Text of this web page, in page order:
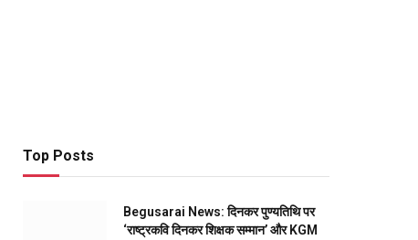
Top Posts
Begusarai News: दिनकर पुण्यतिथि पर
‘राष्ट्रकवि दिनकर शिक्षक सम्मान’ और KGM